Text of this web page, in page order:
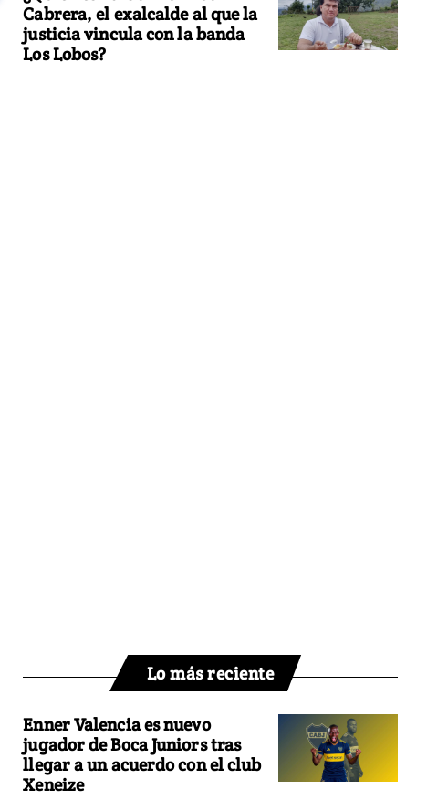
Cabrera, el exalcalde al que la
justicia vincula con la banda
Los Lobos?
Lo más reciente
Enner Valencia es nuevo
jugador de Boca Juniors tras
llegar a un acuerdo con el club
Xeneize